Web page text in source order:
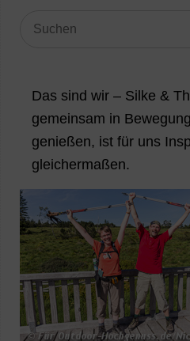
Das sind wir – Silke &
gemeinsam in
genießen, ist für uns
gleichermaßen.